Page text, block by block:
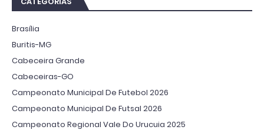
Brasília
Buritis-MG
Cabeceira Grande
Cabeceiras-GO
Campeonato Municipal De Futebol 2026
Campeonato Municipal De Futsal 2026
Campeonato Regional Vale Do Urucuia 2025